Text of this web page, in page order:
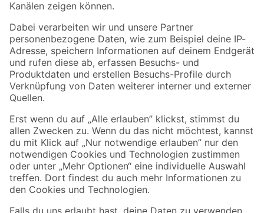
Folge uns
Zahlungsarten Versandarten
Sicher einkaufen
Jetzt die toom-App herunterladen